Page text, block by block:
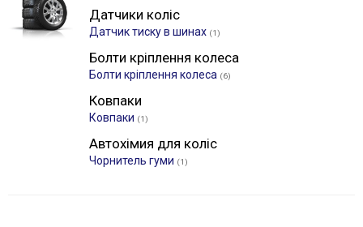
Датчики коліс
Датчик тиску в шинах (1)
Болти кріплення колеса
Болти кріплення колеса (6)
Ковпаки
Ковпаки (1)
Автохімия для коліс
Чорнитель гуми (1)